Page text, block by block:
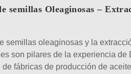
semillas Oleaginosas –
semillas oleaginosas y la
son pilares de la experiencia de
de fábricas de producción de